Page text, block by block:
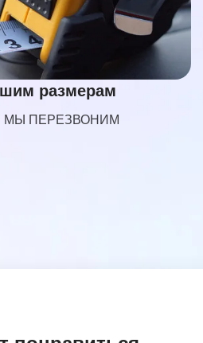
размерам
МЫ ПЕРЕЗВОНИМ